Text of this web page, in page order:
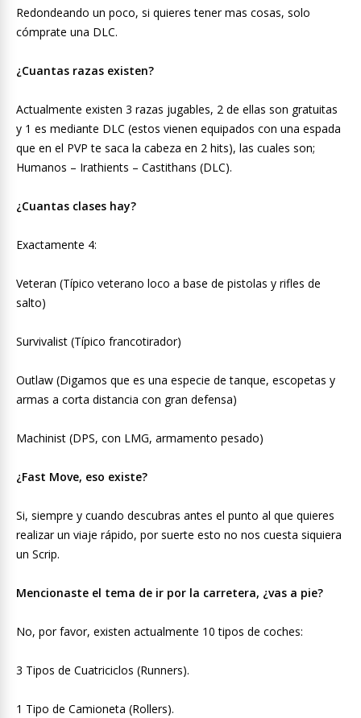
Redondeando un poco, si quieres tener mas cosas, solo
cómprate una DLC.
¿Cuantas razas existen?
Actualmente existen 3 razas jugables, 2 de ellas son gratuitas
y 1 es mediante DLC (estos vienen equipados con una espada
que en el PVP te saca la cabeza en 2 hits), las cuales son;
Humanos – Irathients – Castithans (DLC).
¿Cuantas clases hay?
Exactamente 4:
Veteran (Típico veterano loco a base de pistolas y rifles de
salto)
Survivalist (Típico francotirador)
Outlaw (Digamos que es una especie de tanque, escopetas y
armas a corta distancia con gran defensa)
Machinist (DPS, con LMG, armamento pesado)
¿Fast Move, eso existe?
Si, siempre y cuando descubras antes el punto al que quieres
realizar un viaje rápido, por suerte esto no nos cuesta siquiera
un Scrip.
Mencionaste el tema de ir por la carretera, ¿vas a pie?
No, por favor, existen actualmente 10 tipos de coches:
3 Tipos de Cuatriciclos (Runners).
1 Tipo de Camioneta (Rollers).